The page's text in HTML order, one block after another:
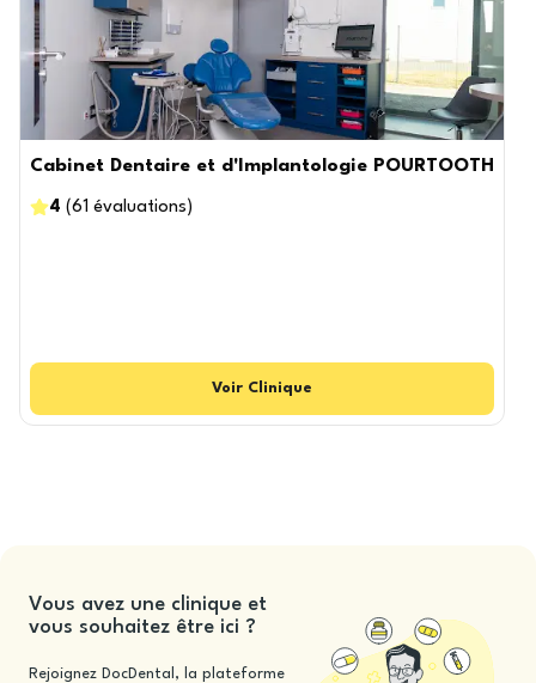
Cabinet Dentaire et d'Implantologie POURTOOTH
4 (61 évaluations )
Voir Clinique
Vous avez une clinique et
vous souhaitez être ici ?
Rejoignez DocDental, la plateforme